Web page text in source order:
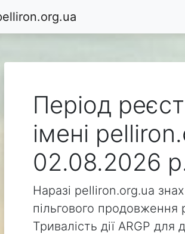
Період
імені
02.08.2026
Наразі pelliron.org.ua
пільгового продовження
Тривалість дії ARGP